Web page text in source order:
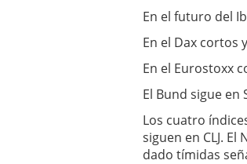
En el futuro del
En el Dax cortos
En el Eurostoxx
El Bund sigue en
Los cuatro
siguen en CLJ. El
dado tímidas